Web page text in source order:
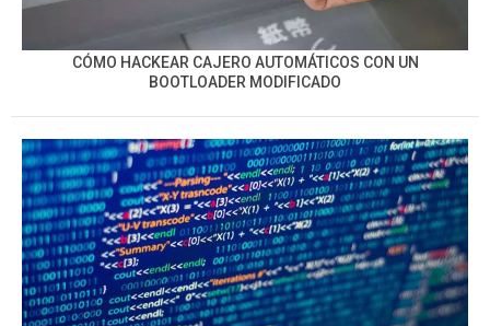
CÓMO HACKEAR CAJERO AUTOMÁTICOS CON UN
BOOTLOADER MODIFICADO